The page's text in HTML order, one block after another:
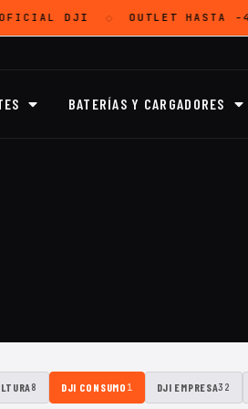
DJI OUTLET HASTA -
BATERÍAS Y CARGADORES
8 DJI CONSUMO 1 DJI EMPRESA32